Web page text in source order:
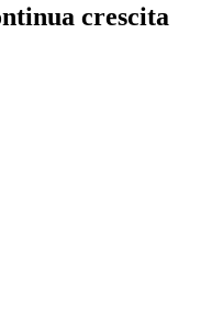
crescita